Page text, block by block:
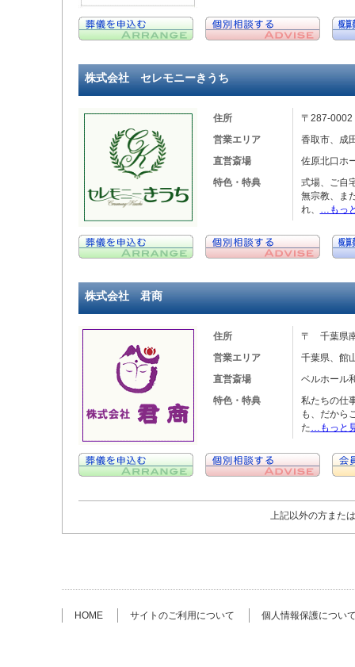
株式会社 セレモニーきうち
住所
〒287-
営業エリア
香取市、成
直営斎場
佐原北口ホ
特色・特典
式場、ご自
無宗教、ま
れ、
…もっ
株式会社 君商
住所
〒 千葉県
営業エリア
千葉県、館
直営斎場
ベルホール
特色・特典
私たちの仕
も、だから
た…もっと
上記以外の方また
HOME サイトのご利用について 個人情報保護につい